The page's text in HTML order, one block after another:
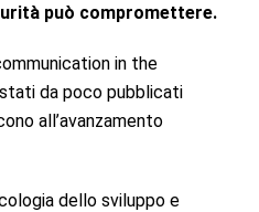
può compromettere.
in the
da poco pubblicati
all’avanzamento
dello sviluppo e